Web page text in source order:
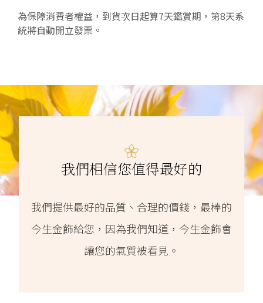
為保障消費者權益，到貨次日起算7天鑑賞期，第8天系
統將自動開立發票。
我們相信您值得最好的
我們提供最好的品質、合理的價錢，最棒的
今生金飾給您，因為我們知道，今生金飾會
讓您的氣質被看見。